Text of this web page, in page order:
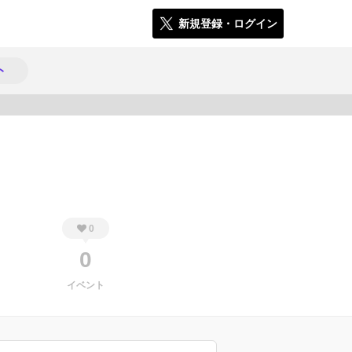
新規登録・ログイン
0
0
イベント